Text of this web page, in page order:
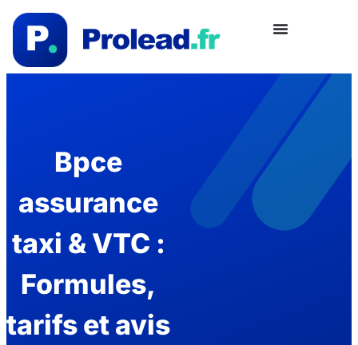
Bpce
assurance
taxi & VTC :
Formules,
tarifs et avis